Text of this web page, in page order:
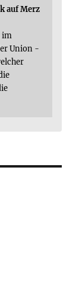
auf Merz
im
Union -